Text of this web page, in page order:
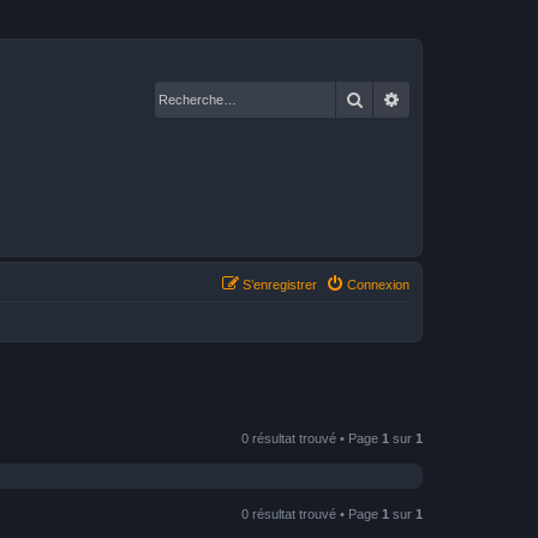
Rechercher
Connexion
S’enregistrer
0 résultat trouvé • Page 1 sur 1
0 résultat trouvé • Page 1 sur 1